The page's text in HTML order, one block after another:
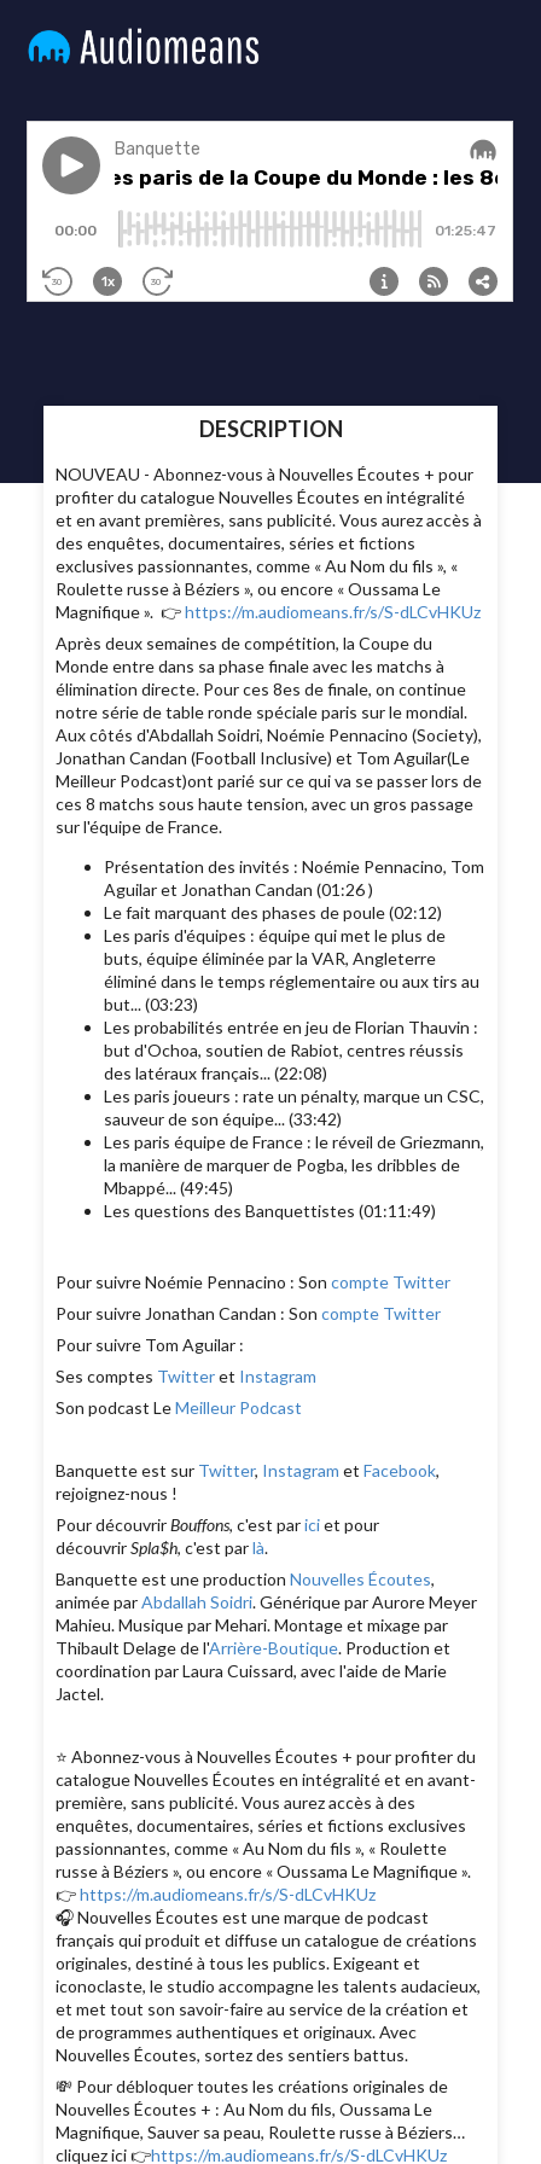
DESCRIPTION
NOUVEAU - Abonnez-vous à Nouvelles Écoutes + pour
profiter du catalogue Nouvelles Écoutes en intégralité
et en avant premières, sans publicité. Vous aurez accès à
des enquêtes, documentaires, séries et fictions
exclusives passionnantes, comme « Au Nom du fils », «
Roulette russe à Béziers », ou encore « Oussama Le
Magnifique ». 👉https://m.audiomeans.fr/s/S-dLCvHKUz
Après deux semaines de compétition, la Coupe du
Monde entre dans sa phase finale avec les matchs à
élimination directe. Pour ces 8es de finale, on continue
notre série de table ronde spéciale paris sur le mondial.
Aux côtés d'Abdallah Soidri, Noémie Pennacino (Society),
Jonathan Candan (Football Inclusive) et Tom Aguilar(Le
Meilleur Podcast)ont parié sur ce qui va se passer lors de
ces 8 matchs sous haute tension, avec un gros passage
sur l'équipe de France.
Présentation des invités : Noémie Pennacino, Tom
Aguilar et Jonathan Candan (01:26 )
Le fait marquant des phases de poule (02:12)
Les paris d'équipes : équipe qui met le plus de
buts, équipe éliminée par la VAR, Angleterre
éliminé dans le temps réglementaire ou aux tirs au
but... (03:23)
Les probabilités entrée en jeu de Florian Thauvin :
but d'Ochoa, soutien de Rabiot, centres réussis
des latéraux français... (22:08)
Les paris joueurs : rate un pénalty, marque un CSC,
sauveur de son équipe... (33:42)
Les paris équipe de France : le réveil de Griezmann,
la manière de marquer de Pogba, les dribbles de
Mbappé... (49:45)
Les questions des Banquettistes (01:11:49)
Pour suivre Noémie Pennacino : Son compte Twitter
Pour suivre Jonathan Candan : Soncompte Twitter
Pour suivre Tom Aguilar :
Ses comptes Twitteret Instagram
Son podcast LeMeilleur Podcast
Banquette est sur Twitter, Instagram etFacebook,
rejoignez-nous !
Pour découvrirBouffons, c'est pariciet pour
découvrirSpla$h, c'est parlà.
Banquette est une productionNouvelles Écoutes,
animée parAbdallah Soidri. Générique par Aurore Meyer
Mahieu. Musique par Mehari. Montage et mixage par
Thibault Delage de l'Arrière-Boutique. Production et
coordination par Laura Cuissard, avec l'aide de Marie
Jactel.
⭐️ Abonnez-vous à Nouvelles Écoutes + pour profiter du
catalogue Nouvelles Écoutes en intégralité et en avant-
première, sans publicité. Vous aurez accès à des
enquêtes, documentaires, séries et fictions exclusives
passionnantes, comme « Au Nom du fils », « Roulette
russe à Béziers », ou encore « Oussama Le Magnifique ».
👉https://m.audiomeans.fr/s/S-dLCvHKUz
🎧 Nouvelles Écoutes est une marque de podcast
français qui produit et diffuse un catalogue de créations
originales, destiné à tous les publics. Exigeant et
iconoclaste, le studio accompagne les talents audacieux,
et met tout son savoir-faire au service de la création et
de programmes authentiques et originaux. Avec
Nouvelles Écoutes, sortez des sentiers battus.
💸 Pour débloquer toutes les créations originales de
Nouvelles Écoutes + : Au Nom du fils, Oussama Le
Magnifique, Sauver sa peau, Roulette russe à Béziers…
cliquez ici 👉https://m.audiomeans.fr/s/S-dLCvHKUz